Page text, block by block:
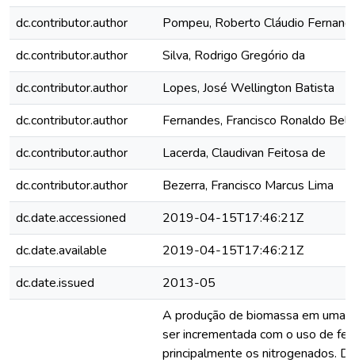
dc.contributor.author
Pompeu, Roberto Cláudio
dc.contributor.author
Silva, Rodrigo Gregório da
dc.contributor.author
Lopes, José Wellington Batista
dc.contributor.author
Fernandes, Francisco Ronaldo
dc.contributor.author
Lacerda, Claudivan Feitosa de
dc.contributor.author
Bezerra, Francisco Marcus Lima
dc.date.accessioned
2019-04-15T17:46:21Z
dc.date.available
2019-04-15T17:46:21Z
dc.date.issued
2013-05
A produção de biomassa em uma
ser incrementada com o uso de
principalmente os nitrogenados.